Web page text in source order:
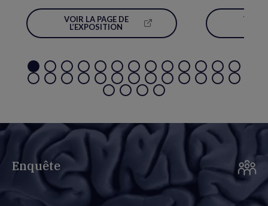
VOIR LA PAGE DE
L’EXPOSITION(NOUVELLE
VOIR
Enquête